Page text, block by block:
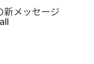
メッセージ